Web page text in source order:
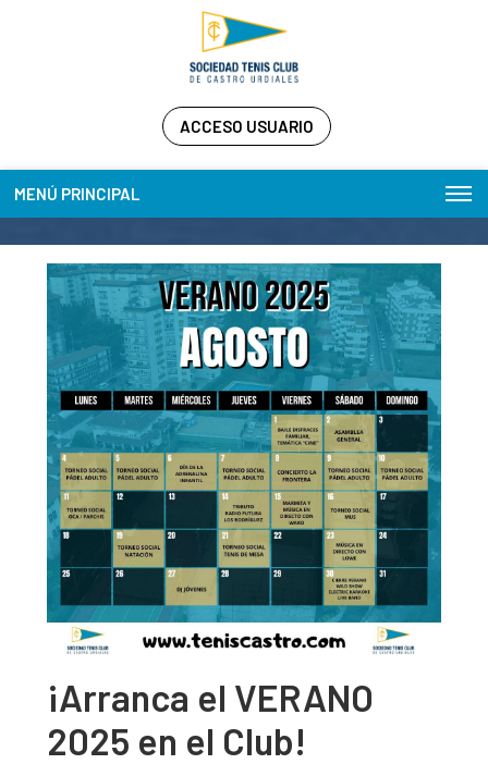
ACCESO USUARIO
MENÚ PRINCIPAL
¡Arranca el VERANO
2025 en el Club!